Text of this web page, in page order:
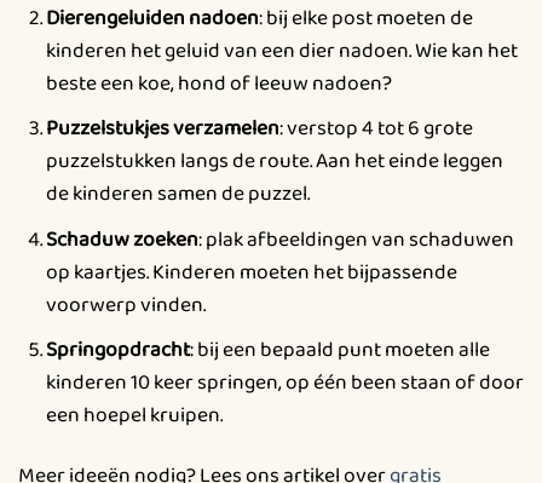
Dierengeluiden nadoen: bij elke post moeten de
kinderen het geluid van een dier nadoen. Wie kan het
beste een koe, hond of leeuw nadoen?
Puzzelstukjes verzamelen: verstop 4 tot 6 grote
puzzelstukken langs de route. Aan het einde leggen
de kinderen samen de puzzel.
Schaduw zoeken: plak afbeeldingen van schaduwen
op kaartjes. Kinderen moeten het bijpassende
voorwerp vinden.
Springopdracht: bij een bepaald punt moeten alle
kinderen 10 keer springen, op één been staan of door
een hoepel kruipen.
Meer ideeën nodig? Lees ons artikel overgratis